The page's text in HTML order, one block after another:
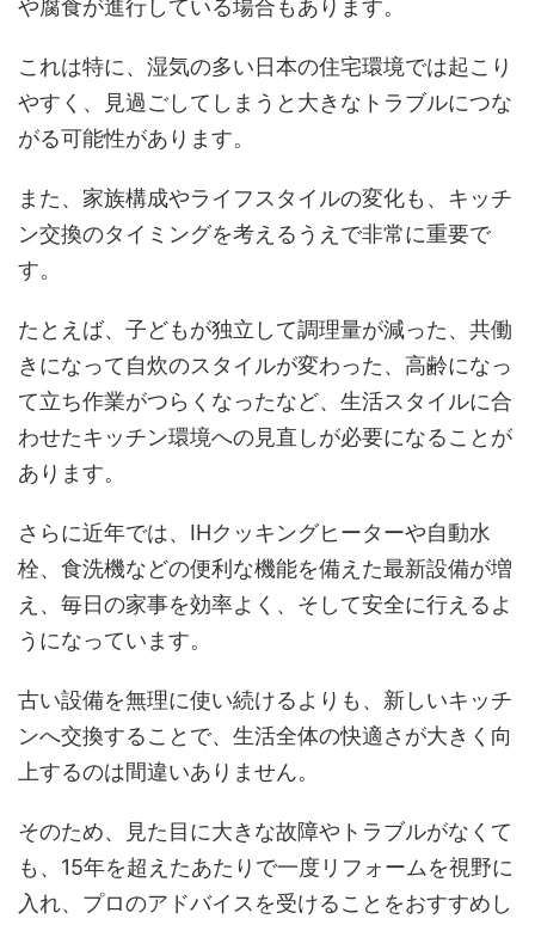
や腐食が進行している場合もあります。
これは特に、湿気の多い日本の住宅環境では起こり
やすく、見過ごしてしまうと大きなトラブルにつな
がる可能性があります。
また、家族構成やライフスタイルの変化も、キッチ
ン交換のタイミングを考えるうえで非常に重要で
す。
たとえば、子どもが独立して調理量が減った、共働
きになって自炊のスタイルが変わった、高齢になっ
て立ち作業がつらくなったなど、生活スタイルに合
わせたキッチン環境への見直しが必要になることが
あります。
さらに近年では、IHクッキングヒーターや自動水
栓、食洗機などの便利な機能を備えた最新設備が増
え、毎日の家事を効率よく、そして安全に行えるよ
うになっています。
古い設備を無理に使い続けるよりも、新しいキッチ
ンへ交換することで、生活全体の快適さが大きく向
上するのは間違いありません。
そのため、見た目に大きな故障やトラブルがなくて
も、15年を超えたあたりで一度リフォームを視野に
入れ、プロのアドバイスを受けることをおすすめし